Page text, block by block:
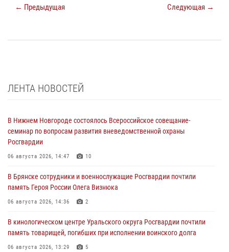
← Предыдущая Следующая →
ЛЕНТА НОВОСТЕЙ
В Нижнем Новгороде состоялось Всероссийское совещание-
семинар по вопросам развития вневедомственной охраны
Росгвардии
06 августа 2026, 14:47 10
В Брянске сотрудники и военнослужащие Росгвардии почтили
память Героя России Олега Визнюка
06 августа 2026, 14:36 2
В кинологическом центре Уральского округа Росгвардии почтили
память товарищей, погибших при исполнении воинского долга
06 августа 2026, 13:29 5